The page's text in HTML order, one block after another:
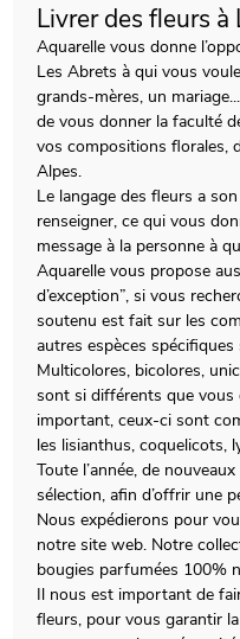
Livrer des fleurs à
Aquarelle vous donne
Les Abrets à qui vous
grands-mères, un
de vous donner la faculté
vos compositions florales,
Alpes.
Le langage des fleurs a
renseigner, ce qui vous
message à la personne à
Aquarelle vous propose
d’exception”, si vous
soutenu est fait sur les
autres espèces
Multicolores, bicolores,
sont si différents que vous
important, ceux-ci sont
les lisianthus, coquelicots,
Toute l’année, de
sélection, afin d’offrir une
Nous expédierons pour
notre site web. Notre
bougies parfumées 100%
Il nous est important de
fleurs, pour vous garantir